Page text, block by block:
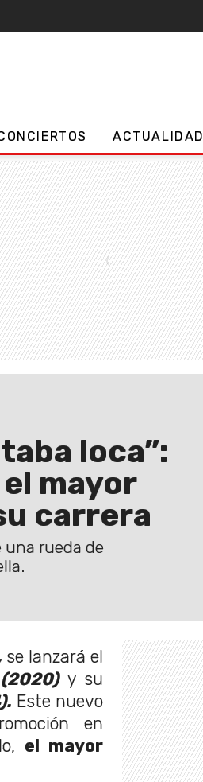
ACTUALIDAD
loca”:
mayor
carrera
una rueda de
se lanzará el
y su
Este nuevo
en
el mayor